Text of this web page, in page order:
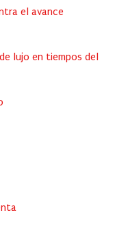
el avance
lujo en tiempos del